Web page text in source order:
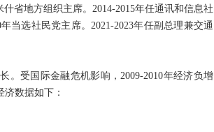
省地方组织主席。2014-2015年任通讯和信息社
当选社民党主席。2021-2023年任副总理兼交通
。受国际金融危机影响，2009-2010年经济负增
数据如下：